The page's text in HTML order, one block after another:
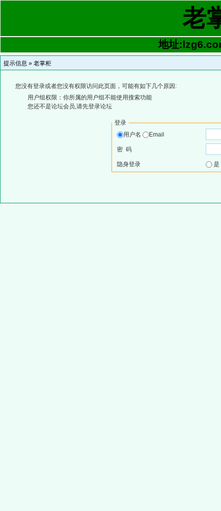
老
地址
提示信息 » 老掌柜
您没有登录或者您没有权限访问此页面，可能有如下几个原因:
用户组权限：你所属的用户组不能使用搜索功能
您还不是论坛会员,请先登录论坛
登录
用户名
Email
密 码
隐身登录